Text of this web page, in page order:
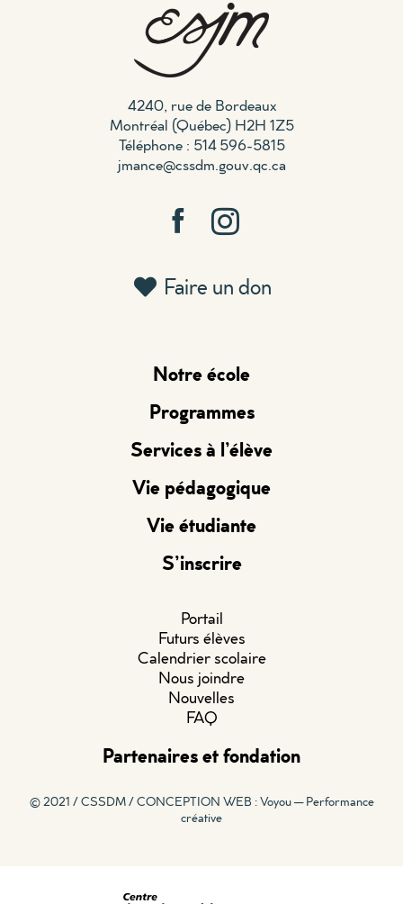
4240, rue de Bordeaux
Montréal (Québec) H2H 1Z5
Téléphone : 514 596-5815
jmance@cssdm.gouv.qc.ca
Faire un don
Notre école
Programmes
Services à l’élève
Vie pédagogique
Vie étudiante
S’inscrire
Portail
Futurs élèves
Calendrier scolaire
Nous joindre
Nouvelles
FAQ
Partenaires et fondation
© 2021 / CSSDM /CONCEPTION WEB : Voyou — Performance
créative